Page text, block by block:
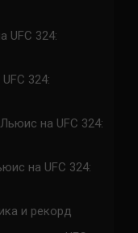
UFC 324:
324:
на UFC 324:
на UFC 324:
и рекорд